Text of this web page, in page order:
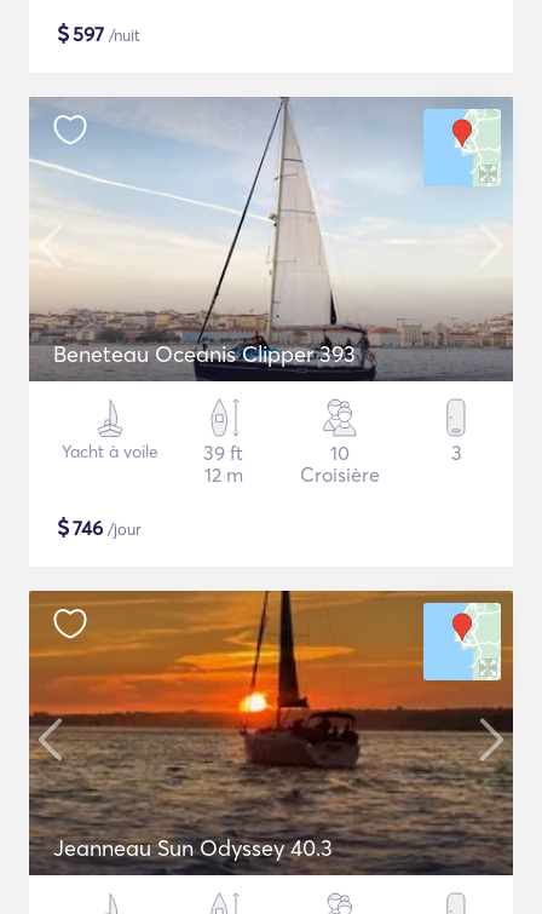
$597 /nuit
Beneteau Oceanis Clipper 393
Yacht à voile
39 ft
12 m
10
Croisière
3
$746 /jour
Jeanneau Sun Odyssey 40.3